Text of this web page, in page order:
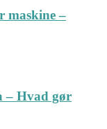
maskine –
– Hvad gør